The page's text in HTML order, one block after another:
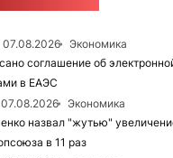
07.08.2026
Экономика
соглашение об
в ЕАЭС
07.08.2026
Экономика
назвал "жутью"
в 11 раз